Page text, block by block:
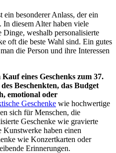
ein besonderer Anlass, der ein
In diesem Alter haben viele
Dinge, weshalb personalisierte
oft die beste Wahl sind. Ein gutes
die Person und ihre Interessen
eines Geschenks zum 37.
Beschenkten, das Budget
emotional oder
Geschenke wie hochwertige
sich für Menschen, die
Geschenke wie gravierte
haben einen
wie Konzertkarten oder
Erinnerungen.